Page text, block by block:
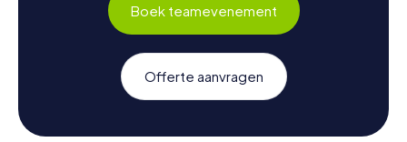
Boek teamevenement
Offerte aanvragen